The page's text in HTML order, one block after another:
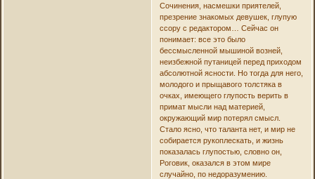
Сочинения, насмешки приятелей,
презрение знакомых девушек, глупую
ссору с редактором… Сейчас он
понимает: все это было
бессмысленной мышиной возней,
неизбежной путаницей перед приходом
абсолютной ясности. Но тогда для него,
молодого и прыщавого толстяка в
очках, имеющего глупость верить в
примат мысли над материей,
окружающий мир потерял смысл.
Стало ясно, что таланта нет, и мир не
собирается рукоплескать, и жизнь
показалась глупостью, словно он,
Роговик, оказался в этом мире
случайно, по недоразумению.